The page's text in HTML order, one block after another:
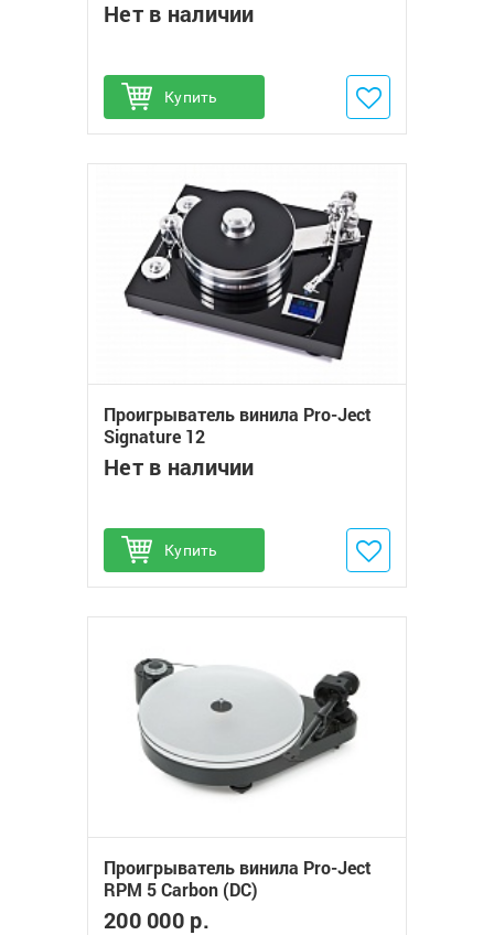
Нет в наличии
Купить
Добавить в избранное
Проигрыватель винила Pro-Ject
Signature 12
Нет в наличии
Купить
Добавить в избранное
Проигрыватель винила Pro-Ject
RPM 5 Carbon (DC)
200 000 р.